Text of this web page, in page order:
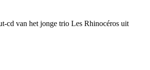
cd van het jonge trio Les Rhinocéros uit